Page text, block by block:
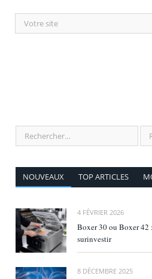
NOUVEAUX TOP ARTICLES
4 FÉVRIER 2026
Boxer 30 ou Boxer 42
surinvestir
8 DÉCEMBRE 2025